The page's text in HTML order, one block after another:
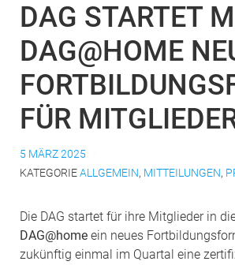
DAG STARTET
DAG@HOME
FÜR
5 MÄRZ 2025
KATEGORIEALLGEMEIN, MITTEILUNGEN,
Die DAG startet für ihre Mitglieder in
DAG@home ein neues
zukünftig einmal im Quartal eine